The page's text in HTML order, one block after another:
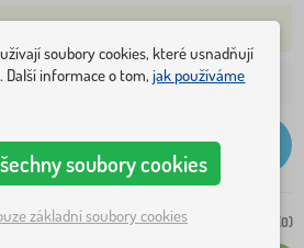
SKLADEM POSLEDNÍ 1 KS
129 Kč
Přidat do košíku
do nákupního seznamu (0)
soubory cookies, které usnadňují
Další informace o tom,jak používáme
soubory cookies
základní soubory cookies